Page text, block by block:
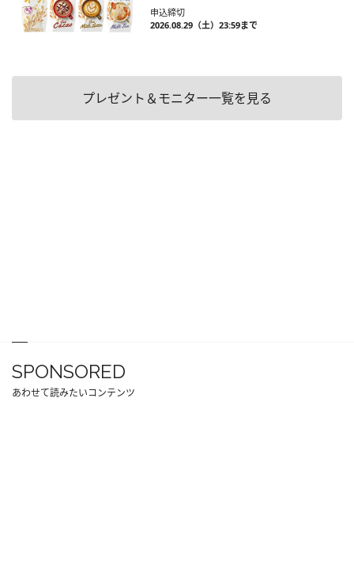
申込締切
2026.08.29（土）23:59まで
プレゼント＆モニター一覧を見る
SPONSORED
あわせて読みたいコンテンツ